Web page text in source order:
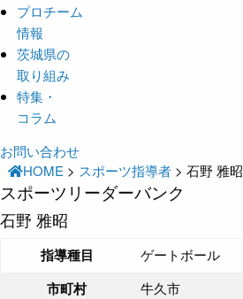
プロチーム
情報
茨城県の
取り組み
特集・
コラム
お問い合わせ
HOME > スポーツ指導者 >石野 雅昭
スポーツリーダーバンク
石野 雅昭
指導種目 ゲートボール
市町村 牛久市